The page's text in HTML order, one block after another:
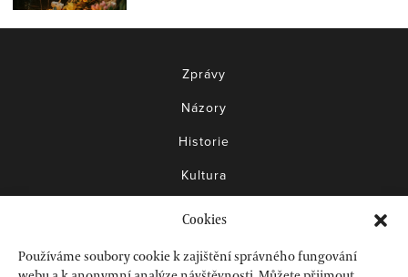
Cookies
Používáme soubory cookie k zajištění správného fungování
Zprávy
Názory
Historie
Kultura
Knihy